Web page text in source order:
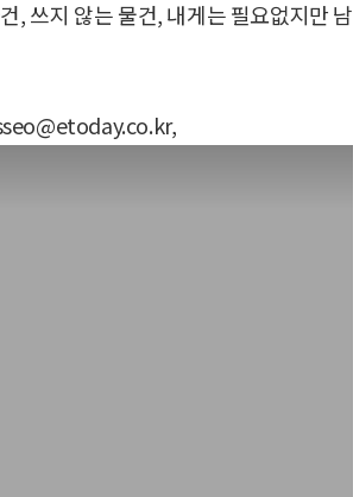
, 쓰지 않는 물건, 내게는 필요없지만 남